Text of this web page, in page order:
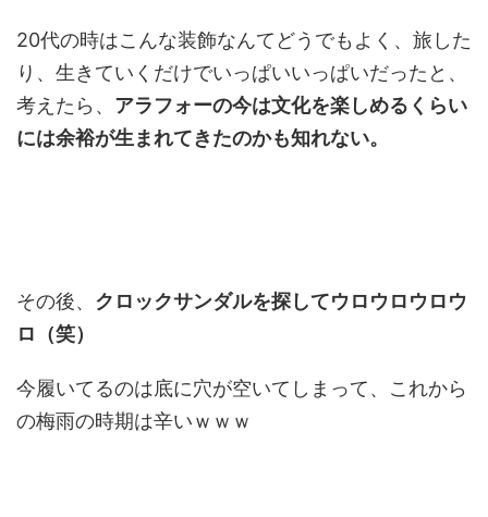
20代の時はこんな装飾なんてどうでもよく、旅した
り、生きていくだけでいっぱいいっぱいだったと、
考えたら、 アラフォーの今は文化を楽しめるくらい
には余裕が生まれてきたのかも知れない。
その後、 クロックサンダルを探してウロウロウロウ
ロ（笑）
今履いてるのは底に穴が空いてしまって、これから
の梅雨の時期は辛いｗｗｗ